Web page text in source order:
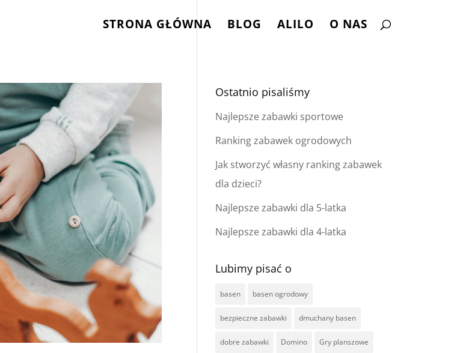
STRONA GŁÓWNA BLOG ALILO O NAS
Ostatnio pisaliśmy
Najlepsze zabawki sportowe
Ranking zabawek ogrodowych
Jak stworzyć własny ranking zabawek
dla dzieci?
Najlepsze zabawki dla 5-latka
Najlepsze zabawki dla 4-latka
Lubimy pisać o
basen basen ogrodowy
bezpieczne zabawki dmuchany basen
dobre zabawki Domino Gry planszowe